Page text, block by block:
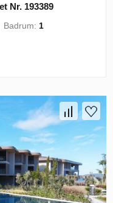
Nr. 193389
Badrum: 1